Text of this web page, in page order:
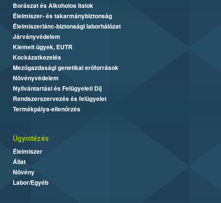
Borászat és Alkoholos Italok
Élelmiszer- és takarmánybiztonság
Élelmiszerlánc-biztonsági laborhálózat
Járványvédelem
Kiemelt ügyek, EUTR
Kockázatkezelés
Mezőgazdasági genetikai erőforrások
Növényvédelem
Nyilvántartási és Felügyeleti Díj
Rendszerszervezés és felügyelet
Termékpálya-ellenőrzés
Ügyintézés
Élelmiszer
Állat
Növény
Labor/Egyéb